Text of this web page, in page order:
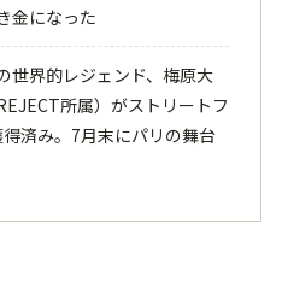
金になった
世界的レジェンド、梅原大
所属）がストリートフ
済み。7月末にパリの舞台